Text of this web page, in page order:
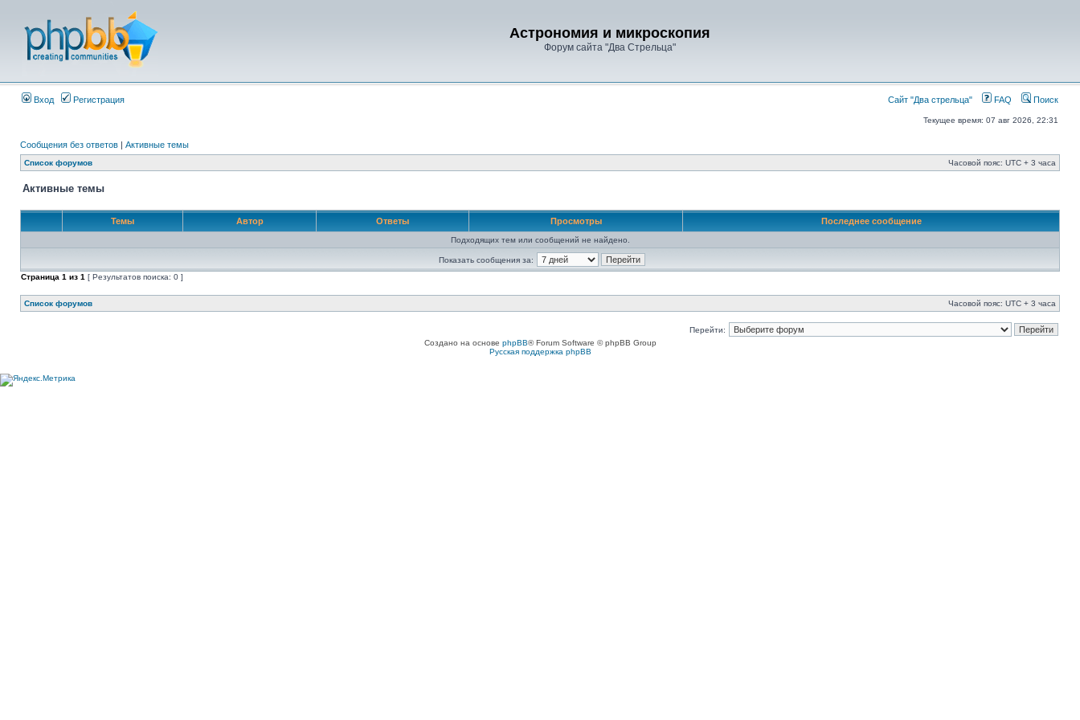
Астрономия и микроскопия
Форум сайта "Два Стрельца"
Вход Регистрация Сайт "Два стрельца" FAQ Поиск
Текущее время: 07 авг 2026, 22:31
Сообщения без ответов | Активные темы
Список форумов Часовой пояс: UTC + 3 часа
Активные темы
Темы Автор Ответы Просмотры Последнее сообщение
Подходящих тем или сообщений не найдено.
Показать сообщения за:
Страница 1 из 1 [ Результатов поиска: 0 ]
Список форумов Часовой пояс: UTC + 3 часа
Перейти:
Создано на основе phpBB® Forum Software © phpBB Group
Русская поддержка phpBB